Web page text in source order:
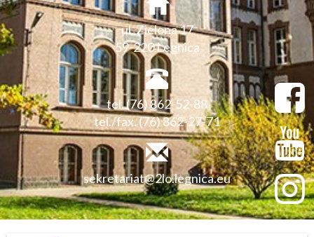
ul. Zielona 17
59-220 Legnica
tel. (76) 862-52-88
tel./fax. (76) 862-27-71
sekretariat@2lo.legnica.eu